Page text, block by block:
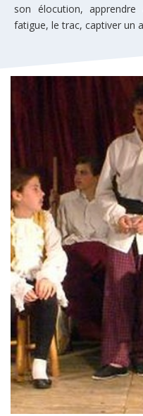
son élocution,
fatigue, le trac, captiver un